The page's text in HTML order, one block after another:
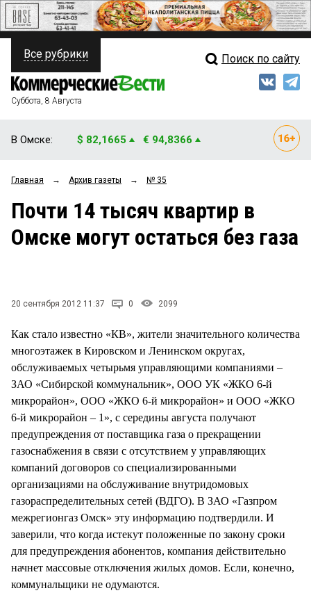
ПОЛИТИКА
ФИНАНСЫ
ОБЩЕСТВО
ЗАКОН
НОВОСТИ КОМПАНИЙ
СТИЛЬ ЖИЗНИ
Свежий выпуск
Рейтинги
Блоги
Все рубрики Поиск по сайту
Суббота, 8 Августа
В Омске: $ 82,1665 € 94,8366
Главная → Архив газеты → № 35
Почти 14 тысяч квартир в
Омске могут остаться без газа
20 сентября 2012 11:37 0 2099
Как стало известно «КВ», жители значительного количества
многоэтажек в Кировском и Ленинском округах,
обслуживаемых четырьмя управляющими компаниями –
ЗАО «Сибирской коммунальник», ООО УК «ЖКО 6-й
микрорайон», ООО «ЖКО 6-й микрорайон» и ООО «ЖКО
6-й микрорайон – 1», с середины августа получают
предупреждения от поставщика газа о прекращении
газоснабжения в связи с отсутствием у управляющих
компаний договоров со специализированными
организациями на обслуживание внутридомовых
газораспределительных сетей (ВДГО). В ЗАО «Газпром
межрегионгаз Омск» эту информацию подтвердили. И
заверили, что когда истекут положенные по закону сроки
для предупреждения абонентов, компания действительно
начнет массовые отключения жилых домов. Если, конечно,
коммунальщики не одумаются.